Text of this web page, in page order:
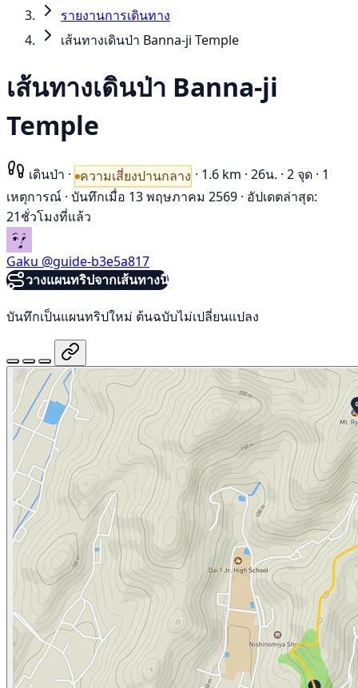
รายงานการเดินทาง
เส้นทางเดินป่า Banna-ji Temple
เส้นทางเดินป่า Banna-ji
Temple
เดินป่า · ความเสี่ยงปานกลาง · 1.6 km · 26น. · 2 จุด · 1
เหตุการณ์ · บันทึกเมื่อ 13 พฤษภาคม 2569 · อัปเดตล่าสุด:
21ชั่วโมงที่แล้ว
Gaku @guide-b3e5a817
วางแผนทริปจากเส้นทางนี้
บันทึกเป็นแผนทริปใหม่ ต้นฉบับไม่เปลี่ยนแปลง